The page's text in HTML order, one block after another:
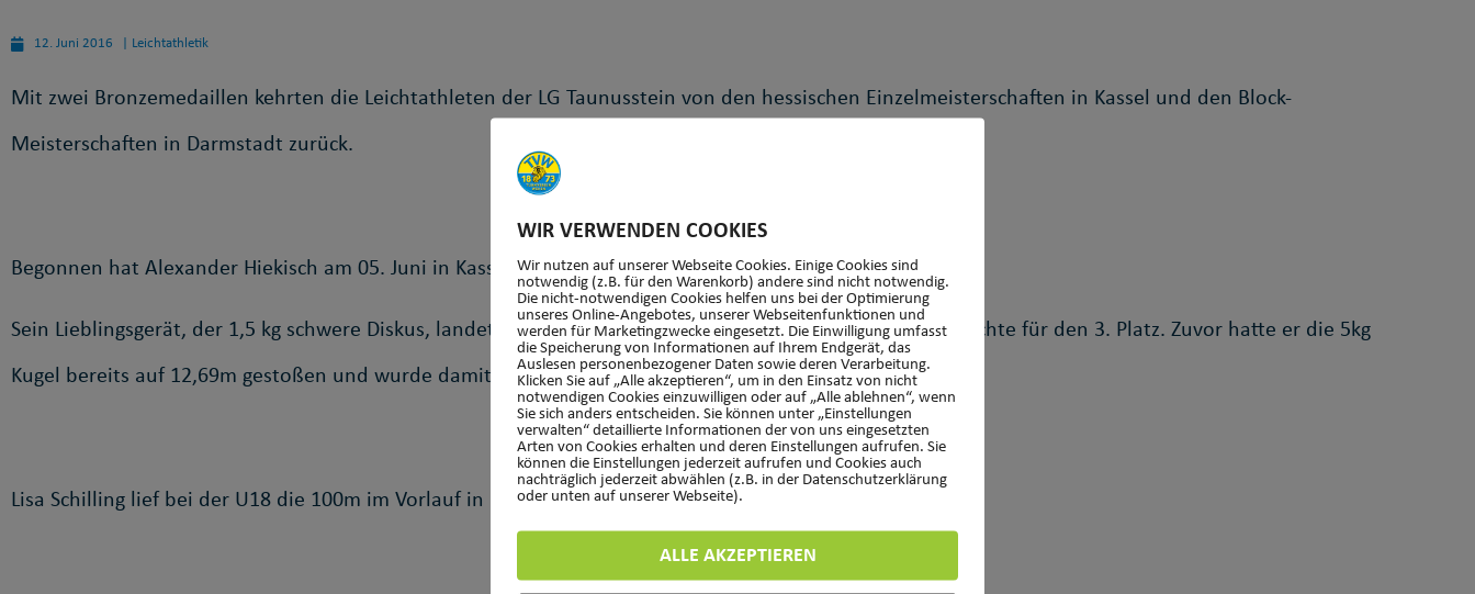
12. Juni 2016 Leichtathletik
Mit zwei Bronzemedaillen kehrten die Leichtathleten der LG Taunusstein von den hessischen Einzelmeisterschaften in Kassel und den Block-
Meisterschaften in Darmstadt zurück.
Begonnen hat Alexander Hiekisch am 05. Juni in Kassel.
Sein Lieblingsgerät, der 1,5 kg schwere Diskus, landete in der Altersklasse U18 bei 38,27m. Diese Weite reichte für den 3. Platz. Zuvor hatte er die 5kg
Kugel bereits auf 12,69m gestoßen und wurde damit siebter.
Lisa Schilling lief bei der U18 die 100m im Vorlauf in 13,47s.
WIR VERWENDEN COOKIES
Wir nutzen auf unserer Webseite Cookies. Einige Cookies sind
notwendig (z.B. für den Warenkorb) andere sind nicht notwendig.
Die nicht-notwendigen Cookies helfen uns bei der Optimierung
unseres Online-Angebotes, unserer Webseitenfunktionen und
werden für Marketingzwecke eingesetzt. Die Einwilligung umfasst
die Speicherung von Informationen auf Ihrem Endgerät, das
Auslesen personenbezogener Daten sowie deren Verarbeitung.
Klicken Sie auf „Alle akzeptieren“, um in den Einsatz von nicht
notwendigen Cookies einzuwilligen oder auf „Alle ablehnen“, wenn
Sie sich anders entscheiden. Sie können unter „Einstellungen
verwalten“ detaillierte Informationen der von uns eingesetzten
Arten von Cookies erhalten und deren Einstellungen aufrufen. Sie
können die Einstellungen jederzeit aufrufen und Cookies auch
nachträglich jederzeit abwählen (z.B. in der Datenschutzerklärung
oder unten auf unserer Webseite).
ALLE AKZEPTIEREN